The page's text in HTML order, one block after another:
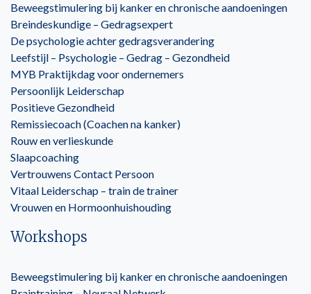
Beweegstimulering bij kanker en chronische aandoeningen
Breindeskundige – Gedragsexpert
De psychologie achter gedragsverandering
Leefstijl – Psychologie – Gedrag – Gezondheid
MYB Praktijkdag voor ondernemers
Persoonlijk Leiderschap
Positieve Gezondheid
Remissiecoach (Coachen na kanker)
Rouw en verlieskunde
Slaapcoaching
Vertrouwens Contact Persoon
Vitaal Leiderschap – train de trainer
Vrouwen en Hormoonhuishouding
Workshops
Beweegstimulering bij kanker en chronische aandoeningen